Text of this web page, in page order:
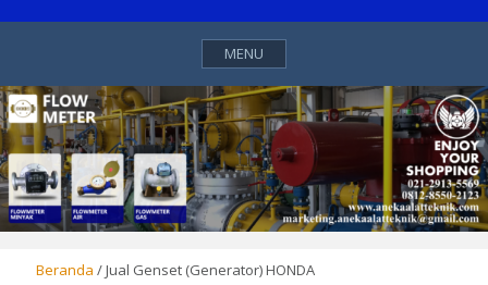
MENU
Beranda / Jual Genset (Generator) HONDA